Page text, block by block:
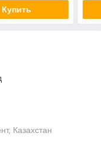
Купить
Казахстан